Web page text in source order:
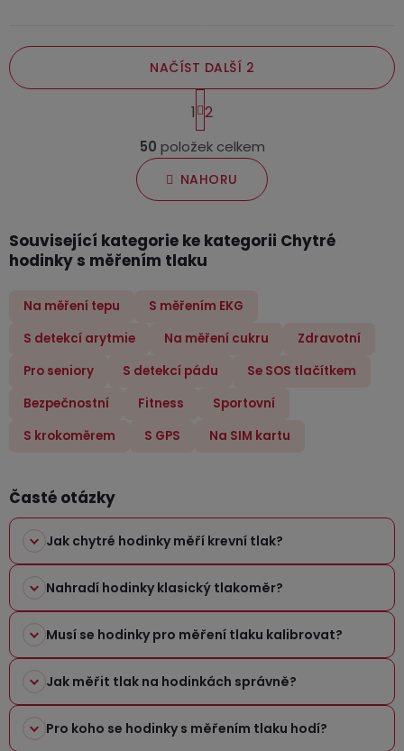
O
v
l
á
a
c
p
r
v
k
ý
u
NAČÍST DALŠÍ 2
t
r
á
n
v
á
n
1 2
50 položek celkem
NAHORU
Související kategorie ke kategorii Chytré
hodinky s měřením tlaku
Na měření tepu
S měřením EKG
S detekcí arytmie
Na měření cukru
Zdravotní
Pro seniory
S detekcí pádu
Se SOS tlačítkem
Bezpečnostní
Fitness
Sportovní
S krokoměrem
S GPS Na SIM kartu
Časté otázky
Jak chytré hodinky měří krevní tlak?
Nahradí hodinky klasický tlakoměr?
Musí se hodinky pro měření tlaku kalibrovat?
Jak měřit tlak na hodinkách správně?
Pro koho se hodinky s měřením tlaku hodí?